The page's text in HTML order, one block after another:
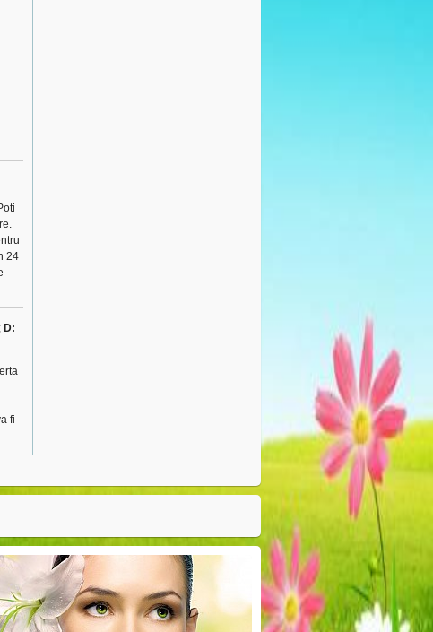
24
D:
fi